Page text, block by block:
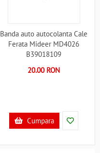
Banda auto autocolanta Cale
Ferata Mideer MD4026
B39018109
20.00 RON
Cumpara